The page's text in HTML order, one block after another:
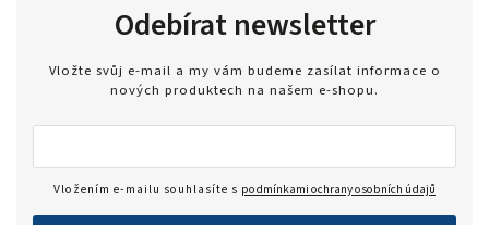
Odebírat newsletter
Vložte svůj e-mail a my vám budeme zasílat informace o
nových produktech na našem e-shopu.
Vložením e-mailu souhlasíte s podmínkami ochrany osobních údajů